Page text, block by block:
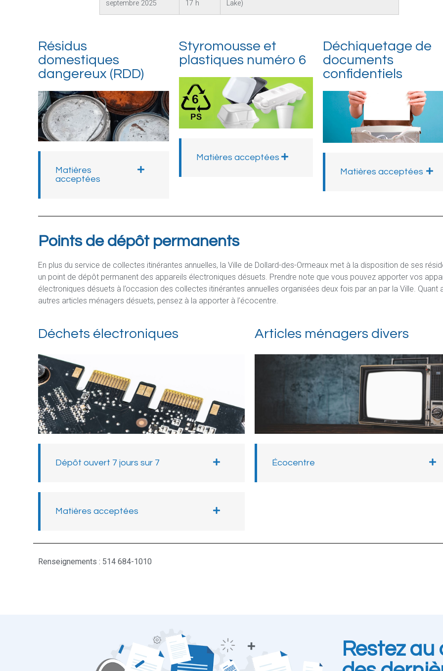
septembre 2025
17 h
Lake)
Résidus
domestiques
dangereux (RDD)
Matières
acceptées
Styromousse et
plastiques numéro 6
Matières acceptées
Déchiquetage de
documents
confidentiels
Matières acceptées
Points de dépôt permanents
En plus du service de collectes itinérantes annuelles, la Ville de Dollard-des-Ormeaux met à la disposition de ses
un point de dépôt permanent des appareils électroniques désuets. Prendre note que vous pouvez apporter vos
électroniques désuets à l’occasion des collectes itinérantes annuelles organisées deux fois par an par la Ville. Quant
autres articles ménagers désuets, pensez à la apporter à l’écocentre.
Déchets électroniques
Dépôt ouvert 7 jours sur 7
Matières acceptées
Articles ménagers divers
Écocentre
Renseignements : 514 684-1010
Restez